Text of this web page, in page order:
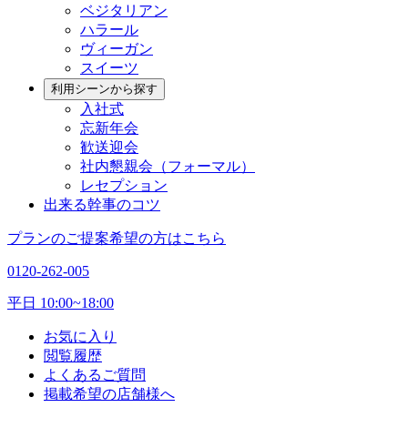
ベジタリアン
ハラール
ヴィーガン
スイーツ
利用シーンから探す
入社式
忘新年会
歓送迎会
社内懇親会（フォーマル）
レセプション
出来る幹事のコツ
プランのご提案希望の方はこちら
0120-262-005
平日 10:00~18:00
お気に入り
閲覧履歴
よくあるご質問
掲載希望の店舗様へ